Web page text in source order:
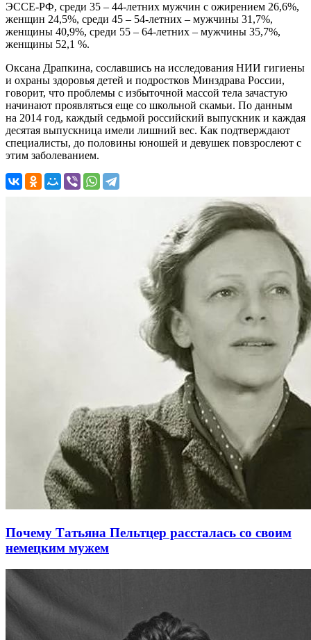
ЭССЕ-РФ, среди 35 – 44-летних мужчин с ожирением 26,6%,
женщин 24,5%, среди 45 – 54-летних – мужчины 31,7%,
женщины 40,9%, среди 55 – 64-летних – мужчины 35,7%,
женщины 52,1 %.
Оксана Драпкина, сославшись на исследования НИИ гигиены
и охраны здоровья детей и подростков Минздрава России,
говорит, что проблемы с избыточной массой тела зачастую
начинают проявляться еще со школьной скамьи. По данным
на 2014 год, каждый седьмой российский выпускник и каждая
десятая выпускница имели лишний вес. Как подтверждают
специалисты, до половины юношей и девушек повзрослеют с
этим заболеванием.
Почему Татьяна Пельтцер рассталась со своим
немецким мужем